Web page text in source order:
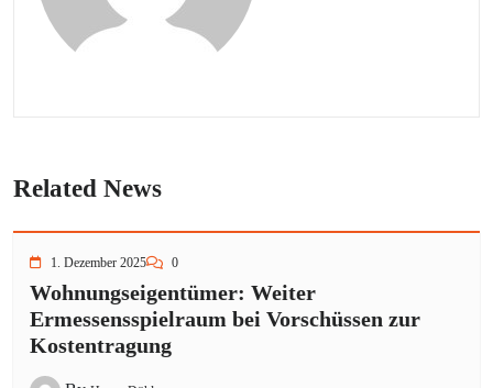
Related News
1. Dezember 2025 0
Wohnungseigentümer: Weiter
Ermessensspielraum bei Vorschüssen zur
Kostentragung